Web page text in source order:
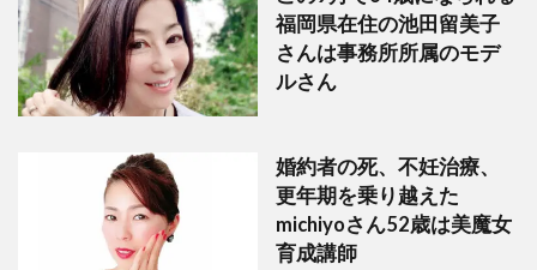
福岡県在住の池田留美子
さんは事務所所属のモデ
ルさん
婚約者の死、不妊治療、
更年期を乗り越えた
michiyoさん52歳は美魔女
育成講師